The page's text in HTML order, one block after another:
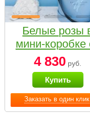
Заказать в один клик
Белые розы
мини-коробке
Bella Fiori
4 830 руб.
Купить